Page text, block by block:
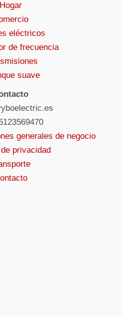
Hogar
eléctricos
de frecuencia
suave
generales de negocio
privacidad